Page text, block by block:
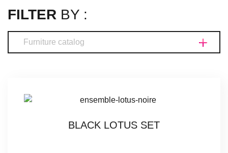
FILTER BY :
Furniture catalog
BLACK LOTUS SET